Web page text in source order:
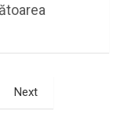
Next